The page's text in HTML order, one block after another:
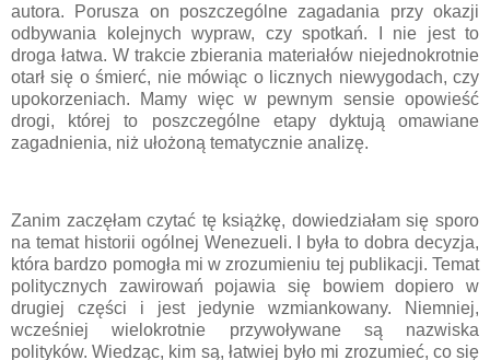
autora. Porusza on poszczególne zagadania przy okazji
odbywania kolejnych wypraw, czy spotkań. I nie jest to
droga łatwa. W trakcie zbierania materiałów niejednokrotnie
otarł się o śmierć, nie mówiąc o licznych niewygodach, czy
upokorzeniach. Mamy więc w pewnym sensie opowieść
drogi, której to poszczególne etapy dyktują omawiane
zagadnienia, niż ułożoną tematycznie analizę.
Zanim zaczęłam czytać tę książkę, dowiedziałam się sporo
na temat historii ogólnej Wenezueli. I była to dobra decyzja,
która bardzo pomogła mi w zrozumieniu tej publikacji. Temat
politycznych zawirowań pojawia się bowiem dopiero w
drugiej części i jest jedynie wzmiankowany. Niemniej,
wcześniej wielokrotnie przywoływane są nazwiska
polityków. Wiedząc, kim są, łatwiej było mi zrozumieć, co się